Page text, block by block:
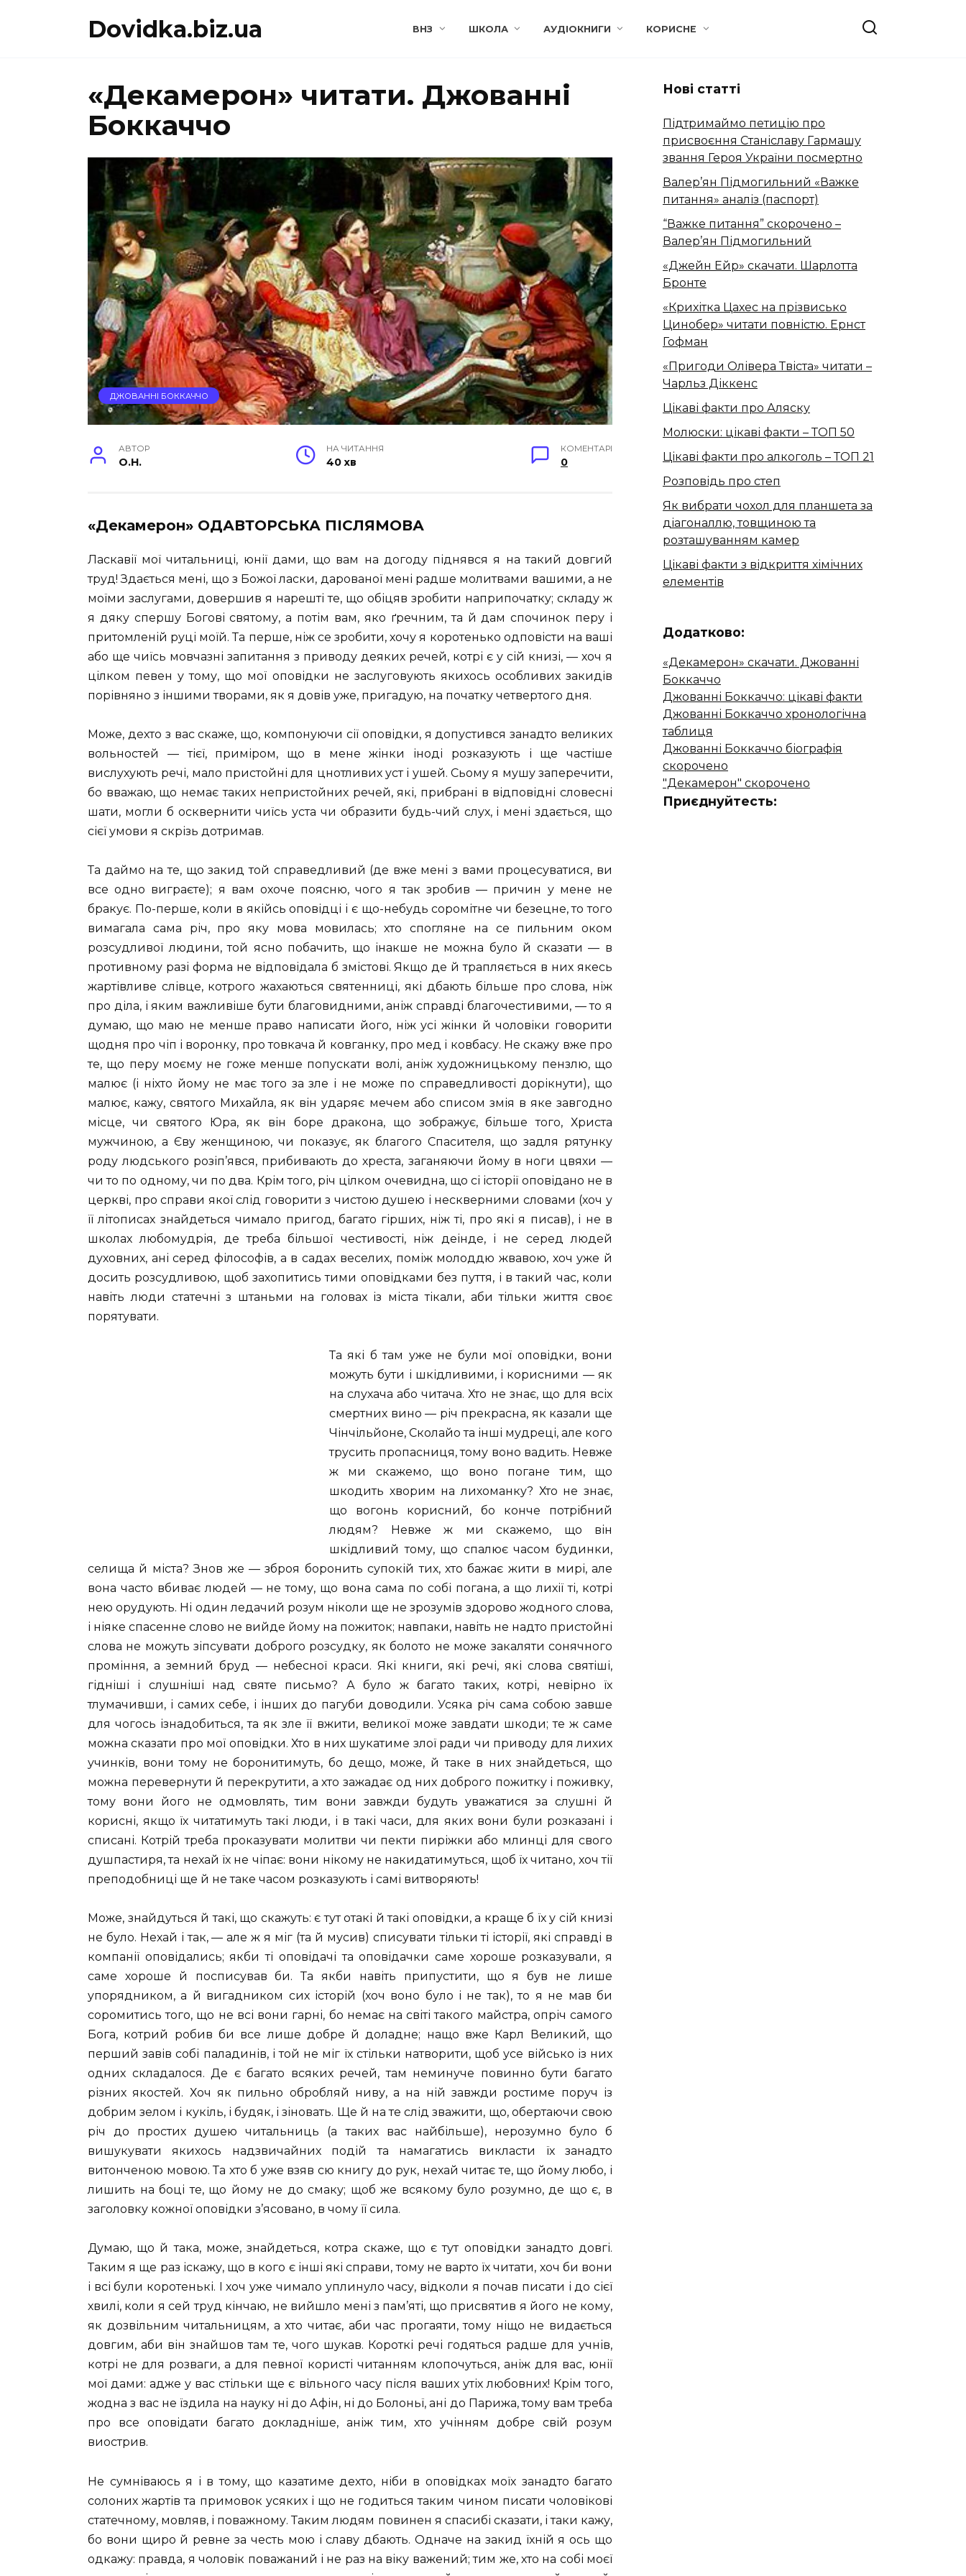
Dovidka.biz.ua ВНЗ ШКОЛА АУДІОКНИГИ КОРИСНЕ
«Декамерон» читати. Джованні
Боккаччо
ДЖОВАННІ БОККАЧЧО
АВТОР
O.H.
НА ЧИТАННЯ
40 хв
КОМЕНТАРІ
0
«Декамерон» ОДАВТОРСЬКА ПІСЛЯМОВА
Ласкавії мої читальниці, юнії дами, що вам на догоду піднявся я на такий довгий
труд! Здається мені, що з Божої ласки, дарованої мені радше молитвами вашими, а не
моїми заслугами, довершив я нарешті те, що обіцяв зробити наприпочатку; складу ж
я дяку спершу Богові святому, а потім вам, яко ґречним, та й дам спочинок перу і
притомленій руці моїй. Та перше, ніж се зробити, хочу я коротенько одповісти на ваші
або ще чиїсь мовчазні запитання з приводу деяких речей, котрі є у сій книзі, — хоч я
цілком певен у тому, що мої оповідки не заслуговують якихось особливих закидів
порівняно з іншими творами, як я довів уже, пригадую, на початку четвертого дня.
Може, дехто з вас скаже, що, компонуючи сії оповідки, я допустився занадто великих
вольностей — тієї, приміром, що в мене жінки іноді розказують і ще частіше
вислухують речі, мало пристойні для цнотливих уст і ушей. Сьому я мушу заперечити,
бо вважаю, що немає таких непристойних речей, які, прибрані в відповідні словесні
шати, могли б осквернити чиїсь уста чи образити будь-чий слух, і мені здається, що
сієї умови я скрізь дотримав.
Та даймо на те, що закид той справедливий (де вже мені з вами процесуватися, ви
все одно виграєте); я вам охоче поясню, чого я так зробив — причин у мене не
бракує. По-перше, коли в якійсь оповідці і є що-небудь соромітне чи безецне, то того
вимагала сама річ, про яку мова мовилась; хто спогляне на се пильним оком
розсудливої людини, той ясно побачить, що інакше не можна було й сказати — в
противному разі форма не відповідала б змістові. Якщо де й трапляється в них якесь
жартівливе слівце, котрого жахаються святенниці, які дбають більше про слова, ніж
про діла, і яким важливіше бути благовидними, аніж справді благочестивими, — то я
думаю, що маю не менше право написати його, ніж усі жінки й чоловіки говорити
щодня про чіп і воронку, про товкача й ковганку, про мед і ковбасу. Не скажу вже про
те, що перу моєму не гоже менше попускати волі, аніж художницькому пензлю, що
малює (і ніхто йому не має того за зле і не може по справедливості дорікнути), що
малює, кажу, святого Михайла, як він ударяє мечем або списом змія в яке завгодно
місце, чи святого Юра, як він боре дракона, що зображує, більше того, Христа
мужчиною, а Єву женщиною, чи показує, як благого Спасителя, що задля рятунку
роду людського розіп’явся, прибивають до хреста, заганяючи йому в ноги цвяхи —
чи то по одному, чи по два. Крім того, річ цілком очевидна, що сі історії оповідано не в
церкві, про справи якої слід говорити з чистою душею і нескверними словами (хоч у
її літописах знайдеться чимало пригод, багато гірших, ніж ті, про які я писав), і не в
школах любомудрія, де треба більшої честивості, ніж деінде, і не серед людей
духовних, ані серед філософів, а в садах веселих, поміж молоддю жвавою, хоч уже й
досить розсудливою, щоб захопитись тими оповідками без пуття, і в такий час, коли
навіть люди статечні з штаньми на головах із міста тікали, аби тільки життя своє
порятувати.
Та які б там уже не були мої оповідки, вони
можуть бути і шкідливими, і корисними — як
на слухача або читача. Хто не знає, що для всіх
смертних вино — річ прекрасна, як казали ще
Чінчільйоне, Сколайо та інші мудреці, але кого
трусить пропасниця, тому воно вадить. Невже
ж ми скажемо, що воно погане тим, що
шкодить хворим на лихоманку? Хто не знає,
що вогонь корисний, бо конче потрібний
людям? Невже ж ми скажемо, що він
шкідливий тому, що спалює часом будинки,
селища й міста? Знов же — зброя боронить супокій тих, хто бажає жити в мирі, але
вона часто вбиває людей — не тому, що вона сама по собі погана, а що лихії ті, котрі
нею орудують. Ні один ледачий розум ніколи ще не зрозумів здорово жодного слова,
і ніяке спасенне слово не вийде йому на пожиток; навпаки, навіть не надто пристойні
слова не можуть зіпсувати доброго розсудку, як болото не може закаляти сонячного
проміння, а земний бруд — небесної краси. Які книги, які речі, які слова святіші,
гідніші і слушніші над святе письмо? А було ж багато таких, котрі, невірно їх
тлумачивши, і самих себе, і інших до пагуби доводили. Усяка річ сама собою завше
для чогось ізнадобиться, та як зле її вжити, великої може завдати шкоди; те ж саме
можна сказати про мої оповідки. Хто в них шукатиме злої ради чи приводу для лихих
учинків, вони тому не боронитимуть, бо дещо, може, й таке в них знайдеться, що
можна перевернути й перекрутити, а хто зажадає од них доброго пожитку і поживку,
тому вони його не одмовлять, тим вони завжди будуть уважатися за слушні й
корисні, якщо їх читатимуть такі люди, і в такі часи, для яких вони були розказані і
списані. Котрій треба проказувати молитви чи пекти пиріжки або млинці для свого
душпастиря, та нехай їх не чіпає: вони нікому не накидатимуться, щоб їх читано, хоч тії
преподобниці ще й не таке часом розказують і самі витворяють!
Може, знайдуться й такі, що скажуть: є тут отакі й такі оповідки, а краще б їх у сій книзі
не було. Нехай і так, — але ж я міг (та й мусив) списувати тільки ті історії, які справді в
компанії оповідались; якби ті оповідачі та оповідачки саме хороше розказували, я
саме хороше й посписував би. Та якби навіть припустити, що я був не лише
упорядником, а й вигадником сих історій (хоч воно було і не так), то я не мав би
соромитись того, що не всі вони гарні, бо немає на світі такого майстра, опріч самого
Бога, котрий робив би все лише добре й доладне; нащо вже Карл Великий, що
перший завів собі паладинів, і той не міг їх стільки натворити, щоб усе військо із них
одних складалося. Де є багато всяких речей, там неминуче повинно бути багато
різних якостей. Хоч як пильно обробляй ниву, а на ній завжди ростиме поруч із
добрим зелом і кукіль, і будяк, і зіновать. Ще й на те слід зважити, що, обертаючи свою
річ до простих душею читальниць (а таких вас найбільше), нерозумно було б
вишукувати якихось надзвичайних подій та намагатись викласти їх занадто
витонченою мовою. Та хто б уже взяв сю книгу до рук, нехай читає те, що йому любо, і
лишить на боці те, що йому не до смаку; щоб же всякому було розумно, де що є, в
заголовку кожної оповідки з’ясовано, в чому її сила.
Думаю, що й така, може, знайдеться, котра скаже, що є тут оповідки занадто довгі.
Таким я ще раз іскажу, що в кого є інші які справи, тому не варто їх читати, хоч би вони
і всі були коротенькі. І хоч уже чимало уплинуло часу, відколи я почав писати і до сієї
хвилі, коли я сей труд кінчаю, не вийшло мені з пам’яті, що присвятив я його не кому,
як дозвільним читальницям, а хто читає, аби час прогаяти, тому ніщо не видається
довгим, аби він знайшов там те, чого шукав. Короткі речі годяться радше для учнів,
котрі не для розваги, а для певної користі читанням клопочуться, аніж для вас, юнії
мої дами: адже у вас стільки ще є вільного часу після ваших утіх любовних! Крім того,
жодна з вас не їздила на науку ні до Афін, ні до Болоньї, ані до Парижа, тому вам треба
про все оповідати багато докладніше, аніж тим, хто учінням добре свій розум
виострив.
Не сумніваюсь я і в тому, що казатиме дехто, ніби в оповідках моїх занадто багато
солоних жартів та примовок усяких і що не годиться таким чином писати чоловікові
статечному, мовляв, і поважному. Таким людям повинен я спасибі сказати, і таки кажу,
бо вони щиро й ревне за честь мою і славу дбають. Одначе на закид їхній я ось що
одкажу: правда, я чоловік поважаний і не раз на віку важений; тим же, хто на собі моєї
Нові статті
Підтримаймо петицію про
присвоєння Станіславу Гармашу
звання Героя України посмертно
Валер’ян Підмогильний «Важке
питання» аналіз (паспорт)
“Важке питання” скорочено –
Валер’ян Підмогильний
«Джейн Ейр» скачати. Шарлотта
Бронте
«Крихітка Цахес на прізвисько
Цинобер» читати повністю. Ернст
Гофман
«Пригоди Олівера Твіста» читати –
Чарльз Діккенс
Цікаві факти про Аляску
Молюски: цікаві факти – ТОП 50
Цікаві факти про алкоголь – ТОП 21
Розповідь про степ
Як вибрати чохол для планшета за
діагоналлю, товщиною та
розташуванням камер
Цікаві факти з відкриття хімічних
елементів
Додатково:
«Декамерон» скачати. Джованні
Боккаччо
Джованні Боккаччо: цікаві факти
Джованні Боккаччо хронологічна
таблиця
Джованні Боккаччо біографія
скорочено
"Декамерон" скорочено
Приєднуйтесть: